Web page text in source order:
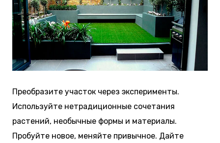
Преобразите участок через эксперименты.
Используйте нетрадиционные сочетания
растений, необычные формы и материалы.
Пробуйте новое, меняйте привычное. Дайте